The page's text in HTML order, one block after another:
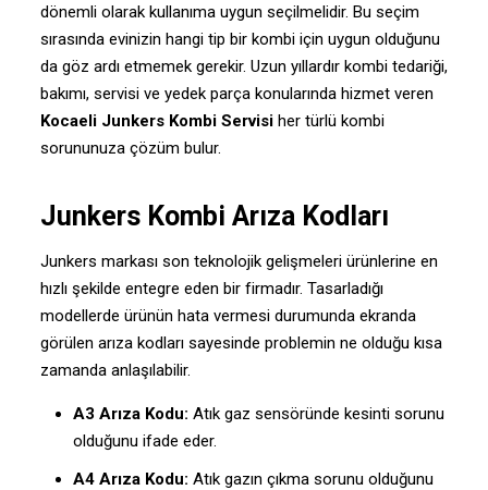
dönemli olarak kullanıma uygun seçilmelidir. Bu seçim
sırasında evinizin hangi tip bir kombi için uygun olduğunu
da göz ardı etmemek gerekir. Uzun yıllardır kombi tedariği,
bakımı, servisi ve yedek parça konularında hizmet veren
Kocaeli Junkers Kombi Servisiher türlü kombi
sorununuza çözüm bulur.
Junkers Kombi Arıza Kodları
Junkers markası son teknolojik gelişmeleri ürünlerine en
hızlı şekilde entegre eden bir firmadır. Tasarladığı
modellerde ürünün hata vermesi durumunda ekranda
görülen arıza kodları sayesinde problemin ne olduğu kısa
zamanda anlaşılabilir.
A3 Arıza Kodu: Atık gaz sensöründe kesinti sorunu
olduğunu ifade eder.
A4 Arıza Kodu: Atık gazın çıkma sorunu olduğunu